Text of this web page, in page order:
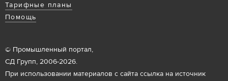
Тарифные планы
Помощь
© Промышленный портал,
СД Групп, 2006-2026.
При использовании материалов с сайта ссылка на источник